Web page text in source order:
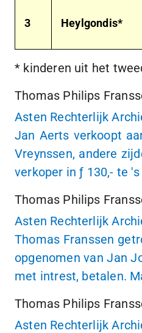
3 Heylgondis*
* kinderen uit het
Thomas Philips
Asten Rechterlijk
Jan Aerts verkoopt
Vreynssen, andere
verkoper inƒ 130,- te
Thomas Philips
Asten Rechterlijk
Thomas Franssen
opgenomen van Jan
met intrest, betalen.
Thomas Philips
Asten Rechterlijk